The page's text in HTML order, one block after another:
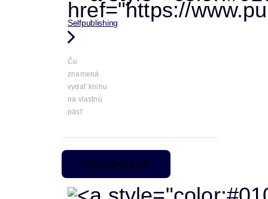
Selfpublishing
Čo
znamená
vydať knihu
na vlastnú
päsť
Pre pokročilých